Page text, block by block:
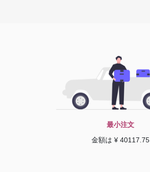
ダイヤモンドビーズ
タンザナイトの宝石
ツァボライトの宝石
トルマリンの宝石
ネイビーブルーカルセ
フラットペアーブリオ
フラットペアプレーン
プレーンラウンド
プレーンロンデル
ぽっちゃりスムースハ
最小注文
金額は ¥ 40117.75